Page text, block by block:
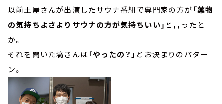
以前土屋さんが出演したサウナ番組で専門家の方が 「薬物
の気持ちよさよりサウナの方が気持ちいい」 と言ったと
か。
それを聞いた塙さんは 「やったの？」 とお決まりのパター
ン。